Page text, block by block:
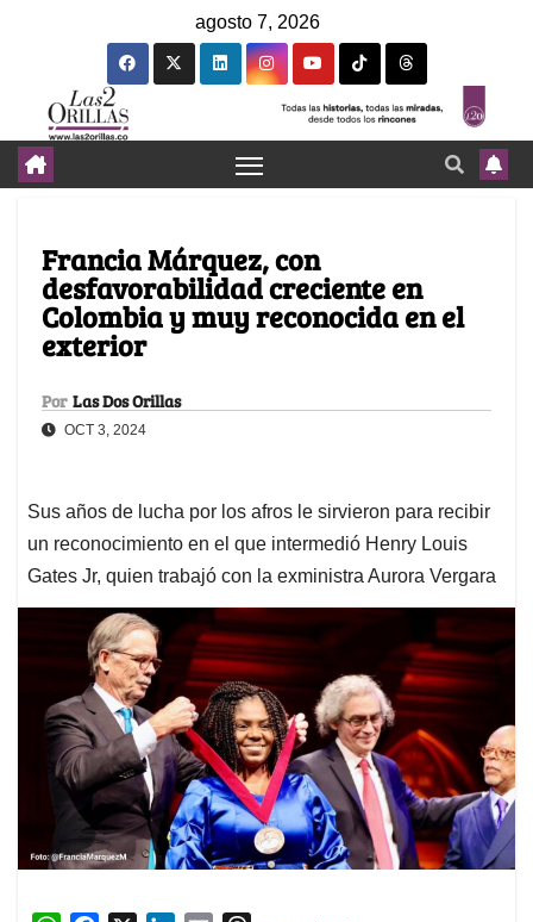
agosto 7, 2026
Francia Márquez, con
desfavorabilidad creciente en
Colombia y muy reconocida en el
exterior
Por Las Dos Orillas
OCT 3, 2024
Sus años de lucha por los afros le sirvieron para recibir
un reconocimiento en el que intermedió Henry Louis
Gates Jr, quien trabajó con la exministra Aurora Vergara